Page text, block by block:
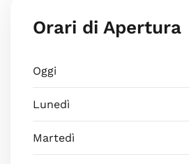
Orari di Apertura
Oggi
Lunedì
Martedì